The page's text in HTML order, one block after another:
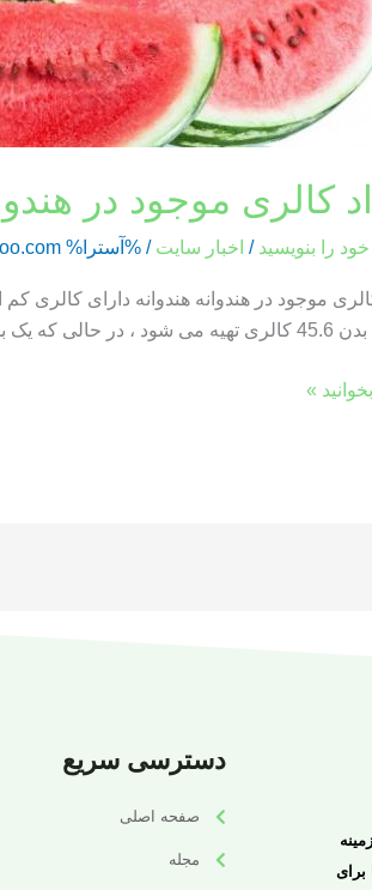
کالری موجود در
خود را بنویسید / اخبار سایت / %آسترا%
آن 286 گرم است ، حاوی 85.8 کالری است […]
»
برای
دسترسی سریع
صفحه اصلی
مجله